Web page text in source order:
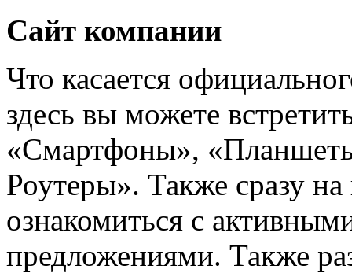
Сайт компании
Что касается
здесь вы можете
«Смартфоны»,
Роутеры». Также сразу
ознакомиться с
предложениями. Также